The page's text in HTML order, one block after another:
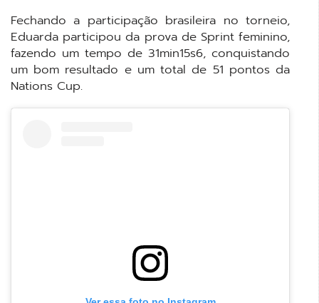
Fechando a participação brasileira no torneio,
Eduarda participou da prova de Sprint feminino,
fazendo um tempo de 31min15s6, conquistando
um bom resultado e um total de 51 pontos da
Nations Cup.